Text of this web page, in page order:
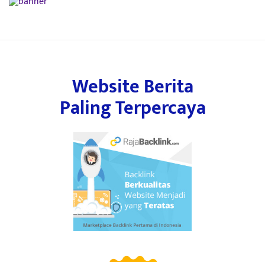
Website Berita
Paling Terpercaya